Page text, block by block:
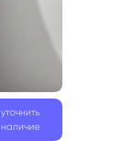
уточнить
наличие